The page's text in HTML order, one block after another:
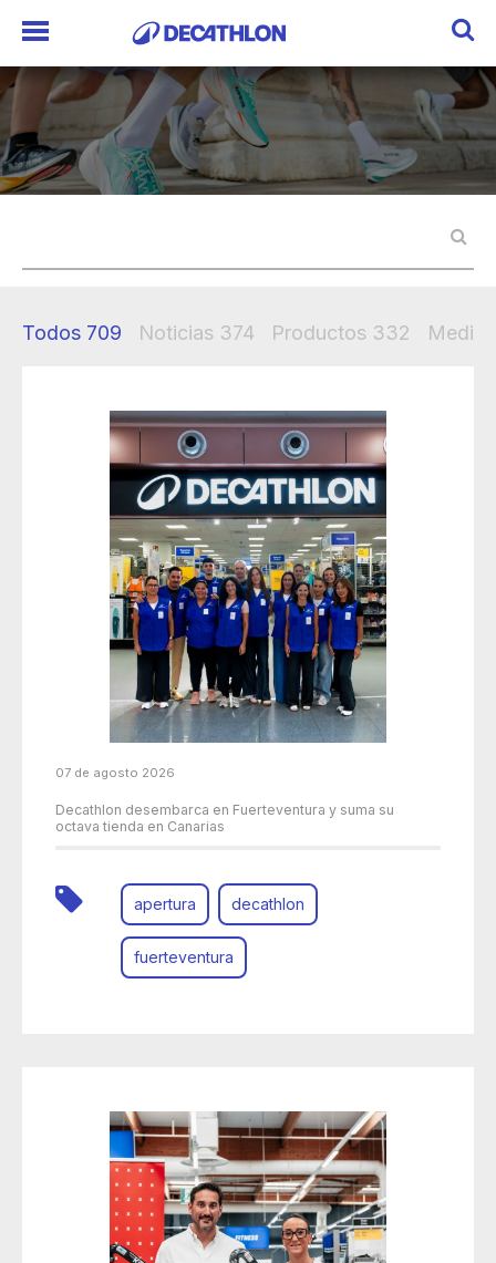
Todos 709 Noticias 374 Productos 332
07 de agosto 2026
Decathlon desembarca en Fuerteventura y suma su
octava tienda en Canarias
apertura decathlon
fuerteventura